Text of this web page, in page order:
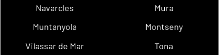
Navarcles
Mura
Muntanyola
Montseny
Vilassar de Mar
Tona